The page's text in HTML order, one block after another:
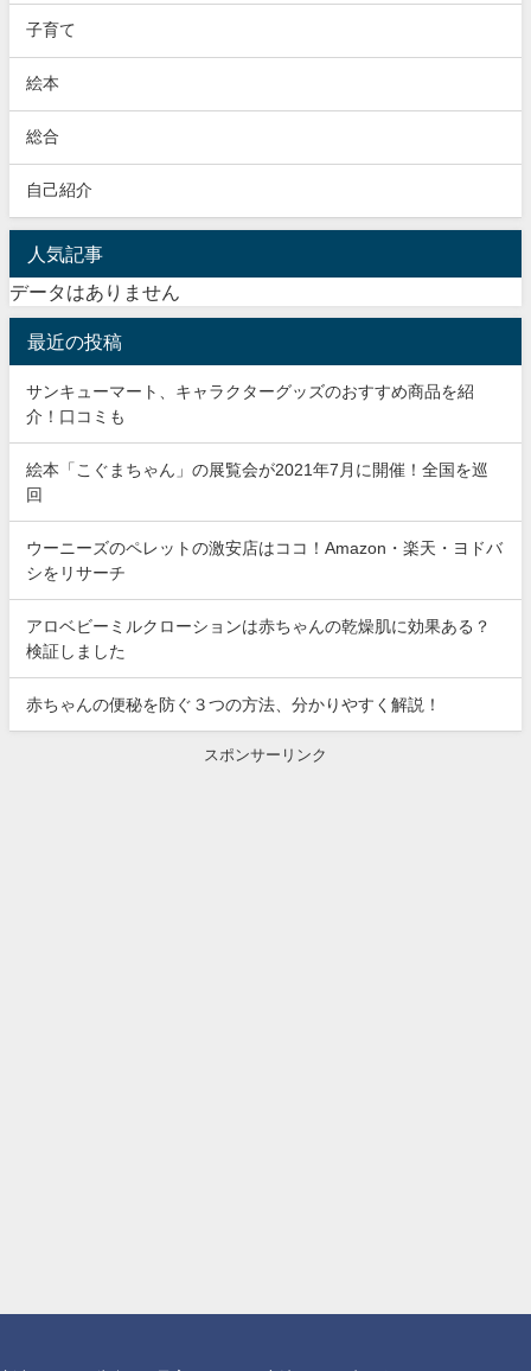
子育て
絵本
総合
自己紹介
人気記事
データはありません
最近の投稿
サンキューマート、キャラクターグッズのおすすめ商品を紹
介！口コミも
絵本「こぐまちゃん」の展覧会が2021年7月に開催！全国を巡
回
ウーニーズのペレットの激安店はココ！Amazon・楽天・ヨドバ
シをリサーチ
アロベビーミルクローションは赤ちゃんの乾燥肌に効果ある？
検証しました
赤ちゃんの便秘を防ぐ３つの方法、分かりやすく解説！
スポンサーリンク